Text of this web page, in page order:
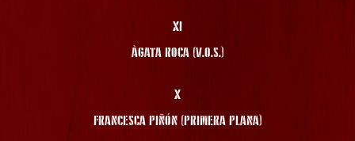
XI
ÀGATA ROCA (V.O.S.)
X
FRANCESCA PIÑÓN (PRIMERA PLANA)